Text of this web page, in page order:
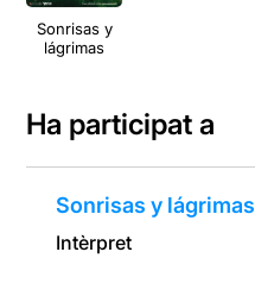
Sonrisas y
lágrimas
Ha participat a
Sonrisas y lágrimas
Intèrpret